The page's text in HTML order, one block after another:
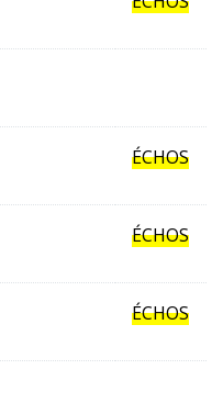
ÉCHOS
ÉCHOS
ÉCHOS